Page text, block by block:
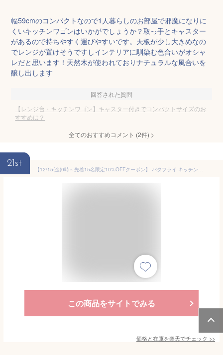
幅59cmのコンパクトなので1人暮らしのお部屋で邪魔になりに
くいキッチンワゴンはいかがでしょうか？取っ手とキャスター
があるので持ちやすく運びやすいです。天板が少し大きめなの
でレンジが置けそうですしインテリアに馴染む色合いがオシャ
レだと思います！天然木が使われておりナチュラルな風合いを
醸し出します
回答された質問
【レンジ台・キッチンワゴン】キャスター付きでコンパクトサイズのお
すすめは？
全てのおすすめコメント (2件) >
21st
【12/15(金)0時～先着15名限定10%OFFクーポン】 バタフライ キッチンラック キッチンワゴン キャスター付き スリム ワゴン バタフライワゴン キッチン 収納 作業台 レンジ台 ラック 炊飯器 キッチン収納 伸縮 折りたたみ 天板付き 小さい おしゃれ 北欧 ナチュラル ブラウン
この商品をサイトでみる
価格と在庫を楽天でチェック >>